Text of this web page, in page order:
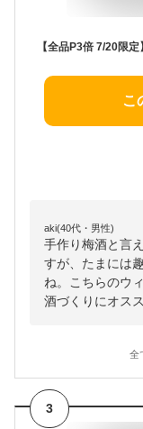
こ
aki(40代・男性)
手作り梅酒と言
すが、たまには
ね。こちらのウ
酒づくりにオス
全
3